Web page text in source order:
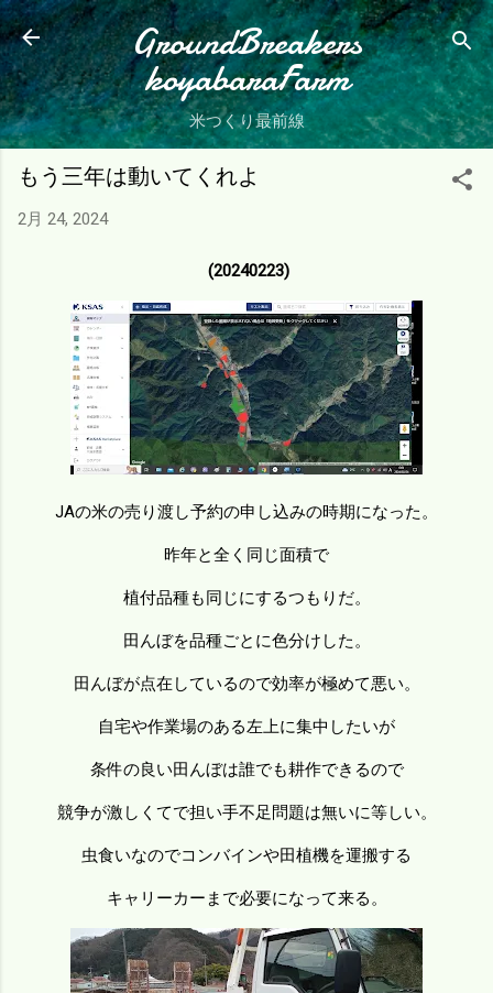
スキップしてメイン コンテンツに移動
GroundBreakers
koyabaraFarm
米つくり最前線
もう三年は動いてくれよ
2月 24, 2024
(20240223)
JAの米の売り渡し予約の申し込みの時期になった。
昨年と全く同じ面積で
植付品種も同じにするつもりだ。
田んぼを品種ごとに色分けした。
田んぼが点在しているので効率が極めて悪い。
自宅や作業場のある左上に集中したいが
条件の良い田んぼは誰でも耕作できるので
競争が激しくてで担い手不足問題は無いに等しい。
虫食いなのでコンバインや田植機を運搬する
キャリーカーまで必要になって来る。